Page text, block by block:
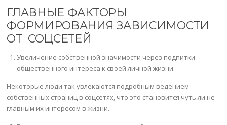
ГЛАВНЫЕ ФАКТОРЫ
ФОРМИРОВАНИЯ ЗАВИСИМОСТИ
ОТ СОЦСЕТЕЙ
Увеличение собственной значимости через подпитки
общественного интереса к своей личной жизни.
Некоторые люди так увлекаются подробным ведением
собственных страниц в соцсетях, что это становится чуть ли не
главным их интересом в жизни.